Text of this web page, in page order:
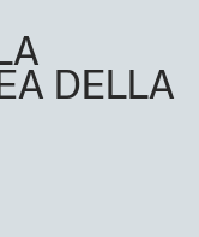
DELLA